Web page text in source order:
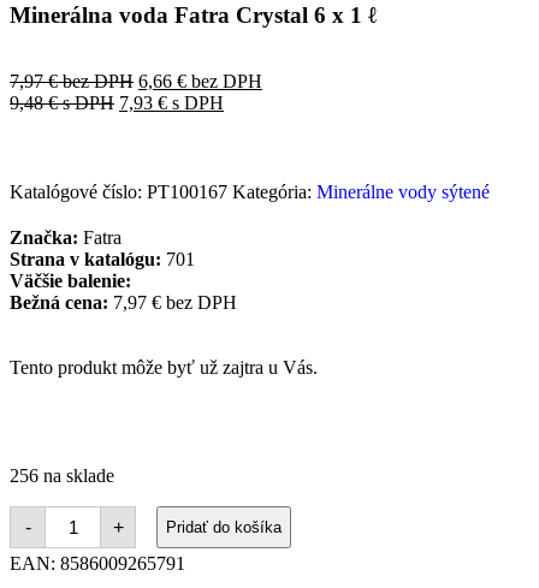
Minerálna voda Fatra Crystal 6 x 1 ℓ
7,97€bez DPH 6,66 € bez DPH
9,48€s DPH 7,93 € s DPH
Katalógové číslo: PT100167 Kategória: Minerálne vody sýtené
Značka: Fatra
Strana v katalógu: 701
Väčšie balenie:
Bežná cena: 7,97 € bez DPH
Tento produkt môže byť už zajtra u Vás.
256 na sklade
- + Pridať do košíka
EAN: 8586009265791